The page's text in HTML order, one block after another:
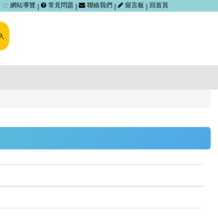
跳
主
要
內
區
::: 網站導覽 常見問題 聯絡我們 留言板 回首頁